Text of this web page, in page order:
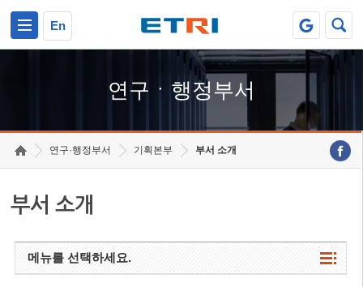
En
연구ㆍ행정부서
연구·행정부서 기획본부 부서 소개
부서 소개
메뉴를 선택하세요.